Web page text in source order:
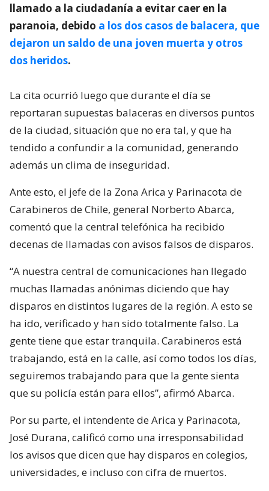
llamado a la ciudadanía a evitar caer en la
paranoia, debido a los dos casos de balacera, que
dejaron un saldo de una joven muerta y otros
dos heridos.
La cita ocurrió luego que durante el día se
reportaran supuestas balaceras en diversos puntos
de la ciudad, situación que no era tal, y que ha
tendido a confundir a la comunidad, generando
además un clima de inseguridad.
Ante esto, el jefe de la Zona Arica y Parinacota de
Carabineros de Chile, general Norberto Abarca,
comentó que la central telefónica ha recibido
decenas de llamadas con avisos falsos de disparos.
“A nuestra central de comunicaciones han llegado
muchas llamadas anónimas diciendo que hay
disparos en distintos lugares de la región. A esto se
ha ido, verificado y han sido totalmente falso. La
gente tiene que estar tranquila. Carabineros está
trabajando, está en la calle, así como todos los días,
seguiremos trabajando para que la gente sienta
que su policía están para ellos”, afirmó Abarca.
Por su parte, el intendente de Arica y Parinacota,
José Durana, calificó como una irresponsabilidad
los avisos que dicen que hay disparos en colegios,
universidades, e incluso con cifra de muertos.